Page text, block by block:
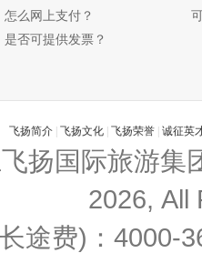
怎么网上支付？
是否可提供发票？
飞扬简介 飞扬文化 飞扬荣誉 诚征英
扬国际旅游集
2026, All
途费)：4000-